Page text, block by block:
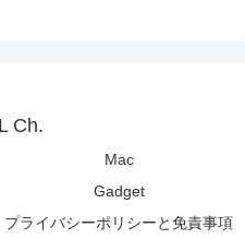
Ch.
Mac
Gadget
プライバシーポリシーと免責事項